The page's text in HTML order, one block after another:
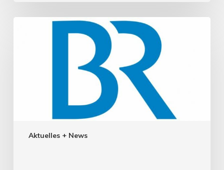
Aktuelles + News